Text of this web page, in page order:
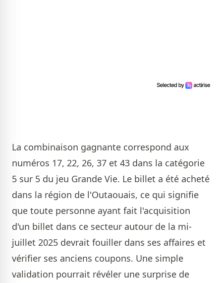
La combinaison gagnante correspond aux
numéros 17, 22, 26, 37 et 43 dans la catégorie
5 sur 5 du jeu Grande Vie. Le billet a été acheté
dans la région de l'Outaouais, ce qui signifie
que toute personne ayant fait l'acquisition
d'un billet dans ce secteur autour de la mi-
juillet 2025 devrait fouiller dans ses affaires et
vérifier ses anciens coupons. Une simple
validation pourrait révéler une surprise de